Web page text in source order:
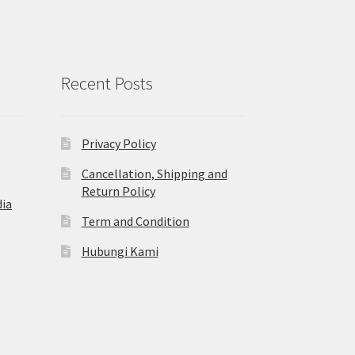
Recent Posts
Privacy Policy
Cancellation, Shipping and
Return Policy
Term and Condition
Hubungi Kami